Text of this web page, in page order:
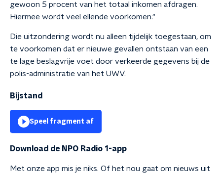
gewoon 5 procent van het totaal inkomen afdragen.
Hiermee wordt veel ellende voorkomen."
Die uitzondering wordt nu alleen tijdelijk toegestaan, om
te voorkomen dat er nieuwe gevallen ontstaan van een
te lage beslagvrije voet door verkeerde gegevens bij de
polis-administratie van het UWV.
Bijstand
Speel fragment af
Download de NPO Radio 1-app
Met onze app mis je niks. Of het nou gaat om nieuws uit